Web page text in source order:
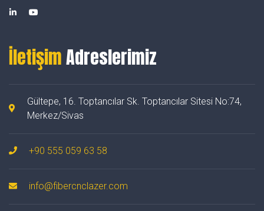
İletişimAdreslerimiz
Gültepe, 16. Toptancılar Sk. Toptancılar Sitesi No:74,
Merkez/Sivas
+90 555 059 63 58
info@fibercnclazer.com